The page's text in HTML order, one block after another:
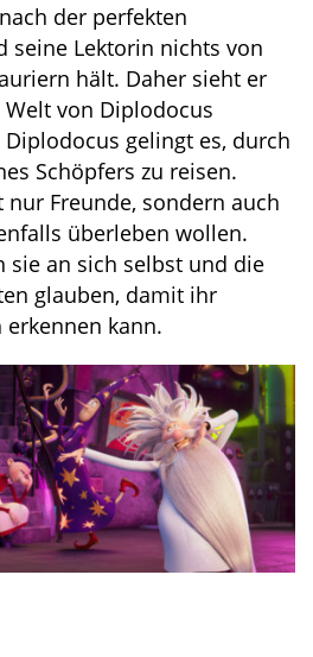
der perfekten
seine Lektorin nichts von
hält. Daher sieht er
von Diplodocus
gelingt es, durch
Schöpfers zu reisen.
Freunde, sondern auch
überleben wollen.
sie an sich selbst und die
glauben, damit ihr
erkennen kann.